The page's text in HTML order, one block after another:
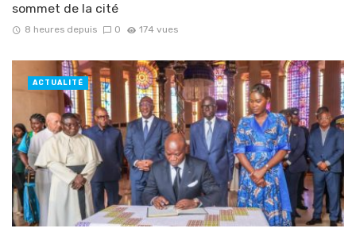
sommet de la cité
8 heures depuis 0 174 vues
ACTUALITÉ